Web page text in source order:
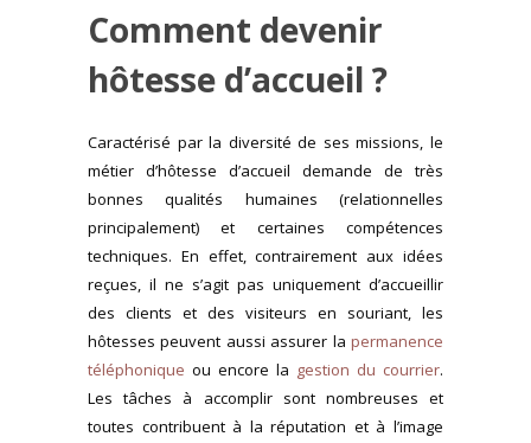
Comment devenir
hôtesse d’accueil ?
Caractérisé par la diversité de ses missions, le
métier d’hôtesse d’accueil demande de très
bonnes qualités humaines (relationnelles
principalement) et certaines compétences
techniques. En effet, contrairement aux idées
reçues, il ne s’agit pas uniquement d’accueillir
des clients et des visiteurs en souriant, les
hôtesses peuvent aussi assurer la permanence
téléphonique ou encore la gestion du courrier.
Les tâches à accomplir sont nombreuses et
toutes contribuent à la réputation et à l’image